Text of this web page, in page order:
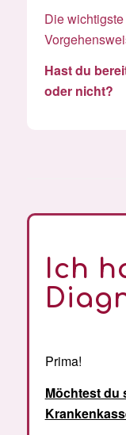
Die
Hast du
oder nicht?
Ich
Prima!
Möchtest du